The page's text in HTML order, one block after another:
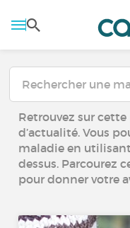
Retrouvez sur
d’actualité. Vous
maladie en
dessus. Parcourez
pour donner votre